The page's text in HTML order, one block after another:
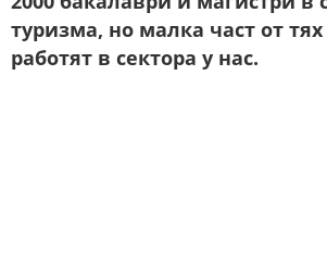
туризма, но малка част от тях
работят в сектора у нас.